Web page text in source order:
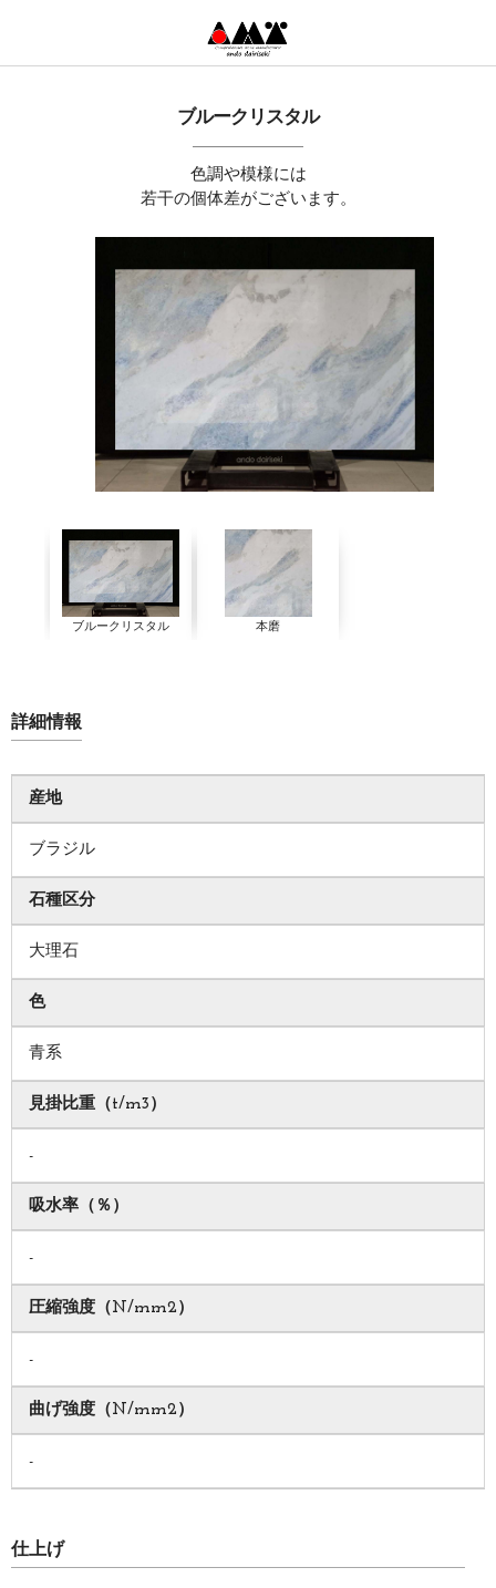
ブルークリスタル
色調や模様には
若干の個体差がございます。
ブルークリスタル 本磨
詳細情報
産地
ブラジル
石種区分
大理石
色
青系
見掛比重（t/m3）
-
吸水率（％）
-
圧縮強度（N/mm2）
-
曲げ強度（N/mm2）
-
仕上げ